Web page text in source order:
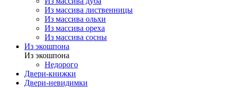
Из массива лиственницы
Из массива ольхи
Из массива ореха
Из массива сосны
Из экошпона
Из экошпона
Недорого
Двери-книжки
Двери-невидимки